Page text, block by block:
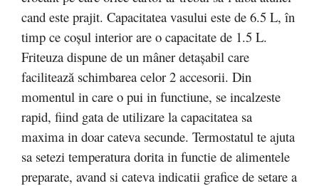
cand este prajit. Capacitatea vasului este de 6.5 L, în
timp ce coșul interior are o capacitate de 1.5 L.
Friteuza dispune de un mâner detașabil care
facilitează schimbarea celor 2 accesorii. Din
momentul in care o pui in functiune, se incalzeste
rapid, fiind gata de utilizare la capacitatea sa
maxima in doar cateva secunde. Termostatul te ajuta
sa setezi temperatura dorita in functie de alimentele
preparate, avand si cateva indicatii grafice de setare a